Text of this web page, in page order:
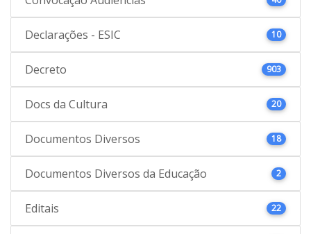
Declarações - ESIC 10
Decreto 903
Docs da Cultura 20
Documentos Diversos 18
Documentos Diversos da Educação 2
Editais 22